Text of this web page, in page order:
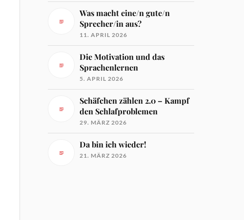
Was macht eine/n gute/n
Sprecher/in aus?
11. APRIL 2026
Die Motivation und das
Sprachenlernen
5. APRIL 2026
Schäfchen zählen 2.0 – Kampf
den Schlafproblemen
29. MÄRZ 2026
Da bin ich wieder!
21. MÄRZ 2026